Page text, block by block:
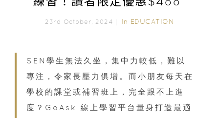
23rd October, 2024｜ In EDUCATION
SEN學生無法久坐，集中力較低，難以
專注，令家長壓力俱增。而小朋友每天在
學校的課堂或補習班上，完全跟不上進
度？GoAsk 線上學習平台量身打造最適